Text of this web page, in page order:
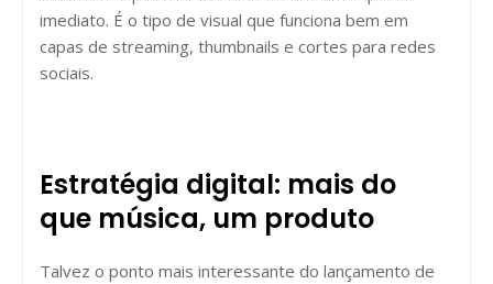
imediato. É o tipo de visual que funciona bem em
capas de streaming, thumbnails e cortes para redes
sociais.
Estratégia digital: mais do
que música, um produto
Talvez o ponto mais interessante do lançamento de